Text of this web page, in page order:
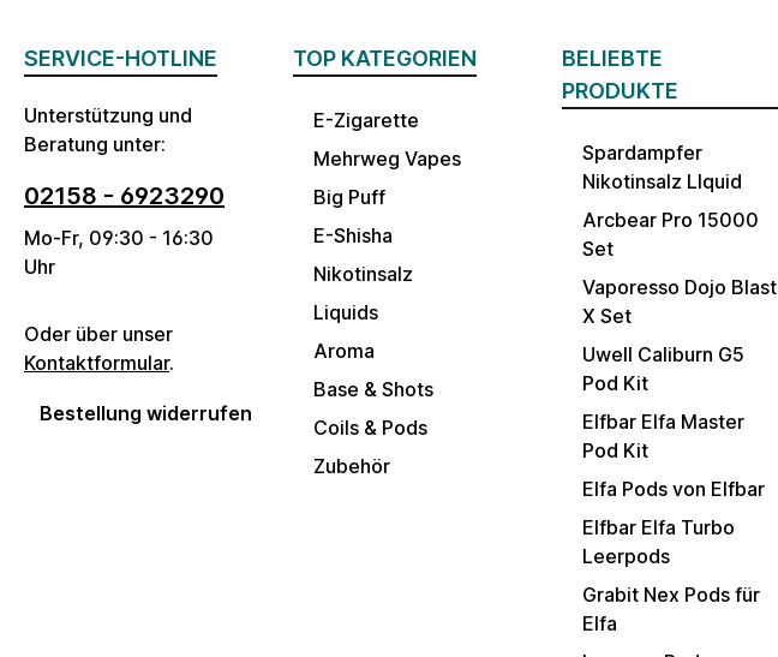
SERVICE-HOTLINE
Unterstützung und
Beratung unter:
02158 - 6923290
Mo-Fr, 09:30 - 16:30
Uhr
Oder über unser
Kontaktformular.
Bestellung widerrufen
TOP KATEGORIEN
E-Zigarette
Mehrweg Vapes
Big Puff
E-Shisha
Nikotinsalz
Liquids
Aroma
Base & Shots
Coils & Pods
Zubehör
BELIEBTE
PRODUKTE
Spardampfer
Nikotinsalz LIquid
Arcbear Pro 15000
Set
Vaporesso Dojo Blast
X Set
Uwell Caliburn G5
Pod Kit
Elfbar Elfa Master
Pod Kit
Elfa Pods von Elfbar
Elfbar Elfa Turbo
Leerpods
Grabit Nex Pods für
Elfa